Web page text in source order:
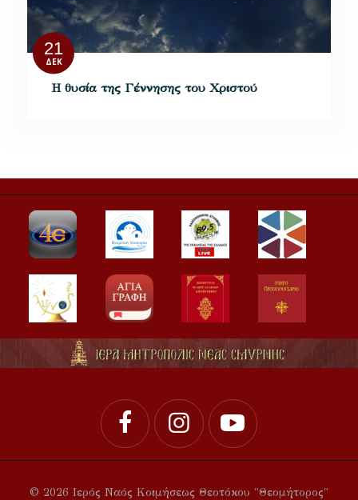
21
ΔΕΚ
Η θυσία της Γέννησης του Χριστού
© 2026 Ιερός Ναός Κοιμήσεως Θεοτόκου "Θεομήτορος"